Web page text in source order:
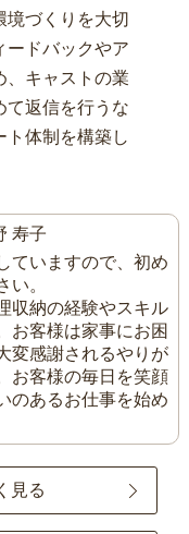
境づくりを大切
ードバックやア
、キャストの業
て返信を行うな
ト体制を構築し
寿子
ていますので、初め
い。
収納の経験やスキル
お客様は家事にお困
変感謝されるやりが
お客様の毎日を笑顔
のあるお仕事を始め
見る